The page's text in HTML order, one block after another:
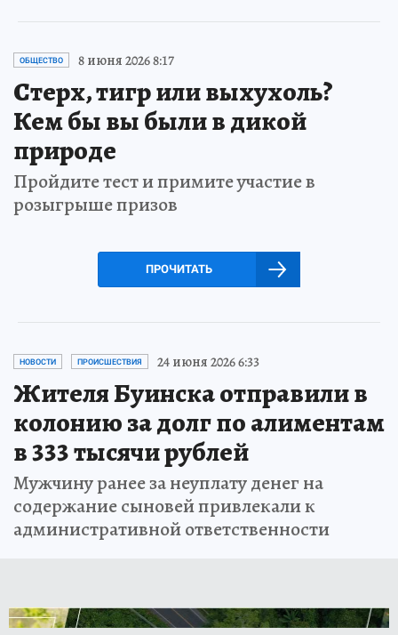
ОБЩЕСТВО 8 июня 2026 8:17
Стерх, тигр или выхухоль?
Кем бы вы были в дикой
природе
Пройдите тест и примите участие в
розыгрыше призов
ПРОЧИТАТЬ
НОВОСТИ ПРОИСШЕСТВИЯ 24 июня 2026 6:33
Жителя Буинска отправили в
колонию за долг по алиментам
в 333 тысячи рублей
Мужчину ранее за неуплату денег на
содержание сыновей привлекали к
административной ответственности